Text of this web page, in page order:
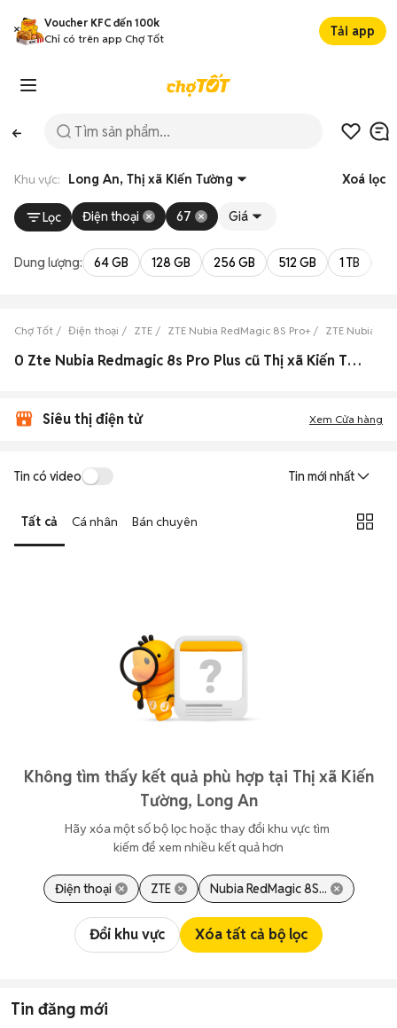
Voucher KFC đến 100k
Chỉ có trên app Chợ Tốt
Tải app
Khu vực: Long An, Thị xã Kiến Tường Xoá lọc
Lọc Điện thoại 67 Giá
Dung lượng: 64 GB 128 GB 256 GB 512 GB 1 TB
Chợ Tốt Điện thoại ZTE ZTE Nubia RedMagic 8S Pro+ ZTE Nubia
0 Zte Nubia Redmagic 8s Pro Plus cũ Thị xã Kiến Tường, Long An đẹp
Siêu thị điện tử Xem Cửa hàng
Tin có video Tin mới nhất
Tất cả Cá nhân Bán chuyên
Không tìm thấy kết quả phù hợp tại Thị xã Kiến
Tường, Long An
Hãy xóa một số bộ lọc hoặc thay đổi khu vực tìm
kiếm để xem nhiều kết quả hơn
Điện thoại ZTE Nubia RedMagic 8S...
Đổi khu vực Xóa tất cả bộ lọc
Tin đăng mới